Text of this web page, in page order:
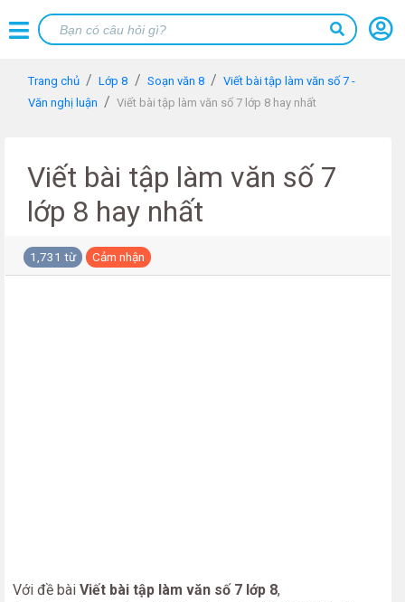
Trang chủ Lớp 8 Soạn văn 8
Viết bài tập làm văn số 7 -
Văn nghị luận
Viết bài tập làm văn số 7 lớp 8 hay nhất
Viết bài tập làm văn số 7
lớp 8 hay nhất
1,731 từ Cảm nhận
Với đề bài Viết bài tập làm văn số 7 lớp 8,